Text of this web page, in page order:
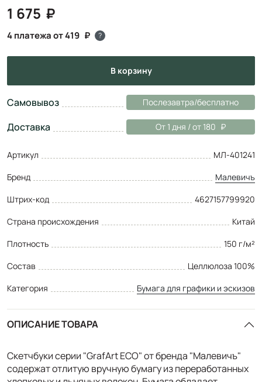
1 675
4 платежа от 419 ?
в корзину
Самовывоз Послезавтра/бесплатно
Доставка От 1 дня / от 180
Артикул
МЛ-401241
Бренд
Малевичъ
Штрих-код
4627157799920
Страна происхождения
Китай
Плотность
150 г/м²
Состав
Целлюлоза 100%
Категория
Бумага для графики и эскизов
ОПИСАНИЕ ТОВАРА
Скетчбуки серии "GrafArt ECO" от бренда "Малевичъ"
содержат отлитую вручную бумагу из переработанных